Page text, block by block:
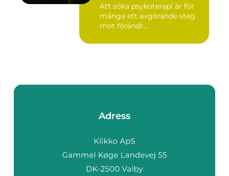
Att söka psykoterapi är för
många ett avgörande steg
mot förändr...
Adress